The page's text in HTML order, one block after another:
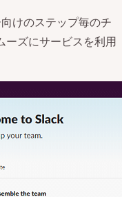
けのステップ毎のチ
ーズにサービスを利用